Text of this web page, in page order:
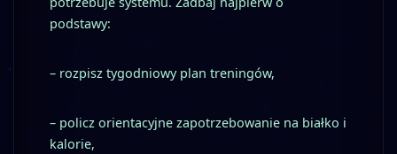
podstawy:
– rozpisz tygodniowy plan treningów,
– policz orientacyjne zapotrzebowanie na białko i
kalorie,